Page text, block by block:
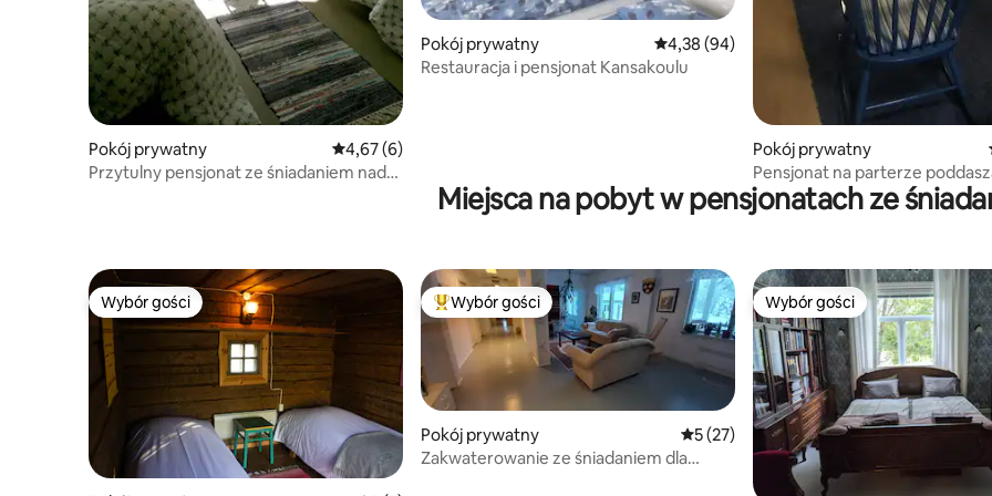
Pokój prywatny Średnia ocena: 4,67 na 5, liczba recenzji: 6
4,67 (6)
Przytulny pensjonat ze śniadaniem nad
Pokój prywatny Średnia ocena: 4,38 na 5, liczba recenzji: 94
4,38 (94)
Restauracja i pensjonat Kansakoulu
Pokój prywatny
Pensjonat na parterze
Miejsca na pobyt w pensjonatach ze
Wybór gości
Wybór gości Najpopularniejsze z kategorii Wybór gości
Wybór gości
Pokój prywatny Średnia ocena: 5 na 5, liczba recenzji: 27
5 (27)
Zakwaterowanie ze śniadaniem dla
Wybór gości
Wybór gości